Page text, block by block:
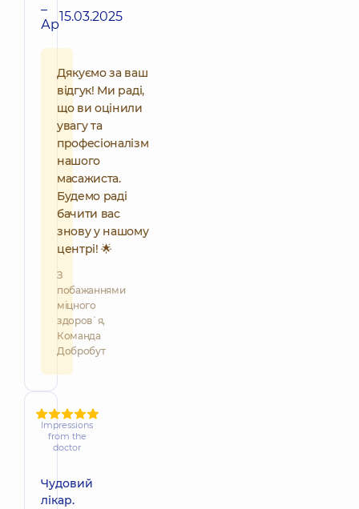
–
Ар15.03.2025
Дякуємо за ваш
відгук! Ми раді,
що ви оцінили
увагу та
професіоналізм
нашого
масажиста.
Будемо раді
бачити вас
знову у нашому
центрі! 🌟
З
побажаннями
міцного
здоров`я,
Команда
Добробут
Impressions
from the
doctor
Чудовий
лікар.